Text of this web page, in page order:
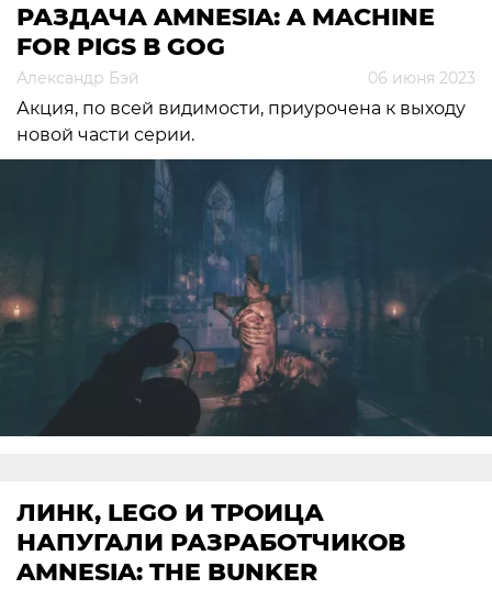
РАЗДАЧА AMNESIA: A MACHINE
FOR PIGS В GOG
Александр Бэй 06 июня 2023
Акция, по всей видимости, приурочена к выходу
новой части серии.
ЛИНК, LEGO И ТРОИЦА
НАПУГАЛИ РАЗРАБОТЧИКОВ
AMNESIA: THE BUNKER